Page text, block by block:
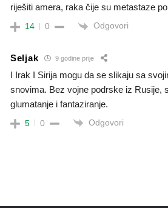
riješiti amera, raka čije su metastaze
14 0 Odgovori
Seljak 9 godine prije
I Irak I Sirija mogu da se slikaju sa
snovima. Bez vojne podrske iz Rusije,
glumatanje i fantaziranje.
5 0 Odgovori